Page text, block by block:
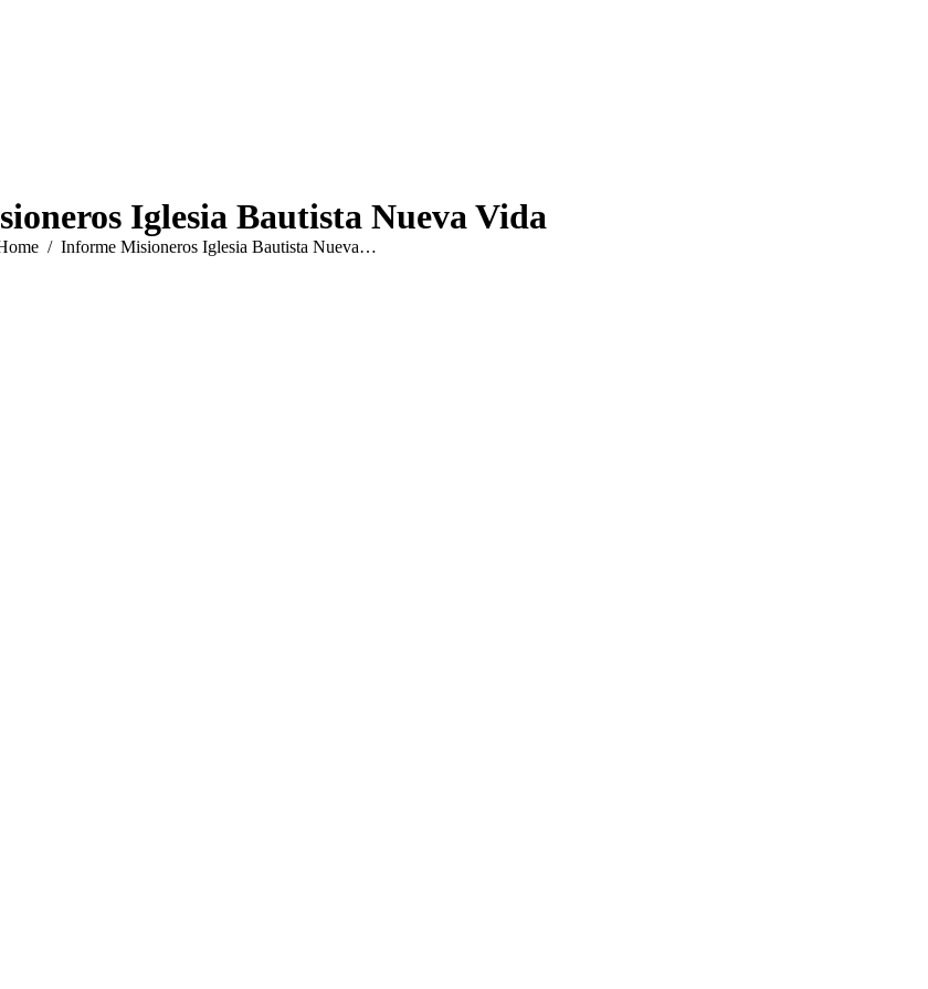
Iglesia Bautista Nueva Vida
are here:Informe Misioneros Iglesia Bautista Nueva…